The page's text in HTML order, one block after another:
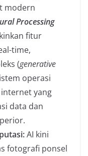
modern
Processing
fitur
time,
(generative
operasi
yang
data dan
AI kini
fotografi ponsel